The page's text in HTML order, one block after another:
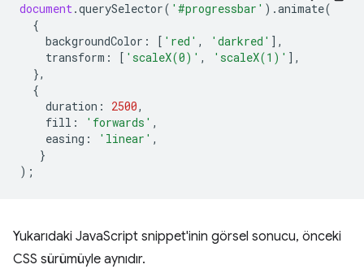
document.querySelector( '#progressbar' ).animate(
{
backgroundColor : [ 'red' , 'darkred' ],
transform : [ 'scaleX(0)' , 'scaleX(1)' ],
},
{
duration : 2500,
fill : 'forwards' ,
easing : 'linear' ,
}
);
Yukarıdaki JavaScript snippet'inin görsel sonucu, önceki
CSS sürümüyle aynıdır.